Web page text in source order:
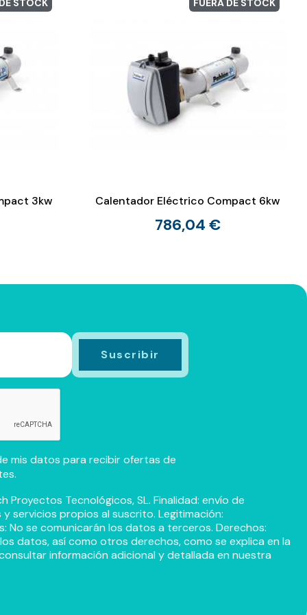
STOCK
3kw
FUERA DE STOCK
Calentador Eléctrico Compact 6kw
786,04 €
mis datos para recibir ofertas de
Proyectos Tecnológicos, SL. Finalidad: envío de
servicios propios al suscrito. Legitimación:
No se comunicarán los datos a terceros. Derechos:
datos, así como otros derechos, como se explica en la
información adicional y detallada en nuestra